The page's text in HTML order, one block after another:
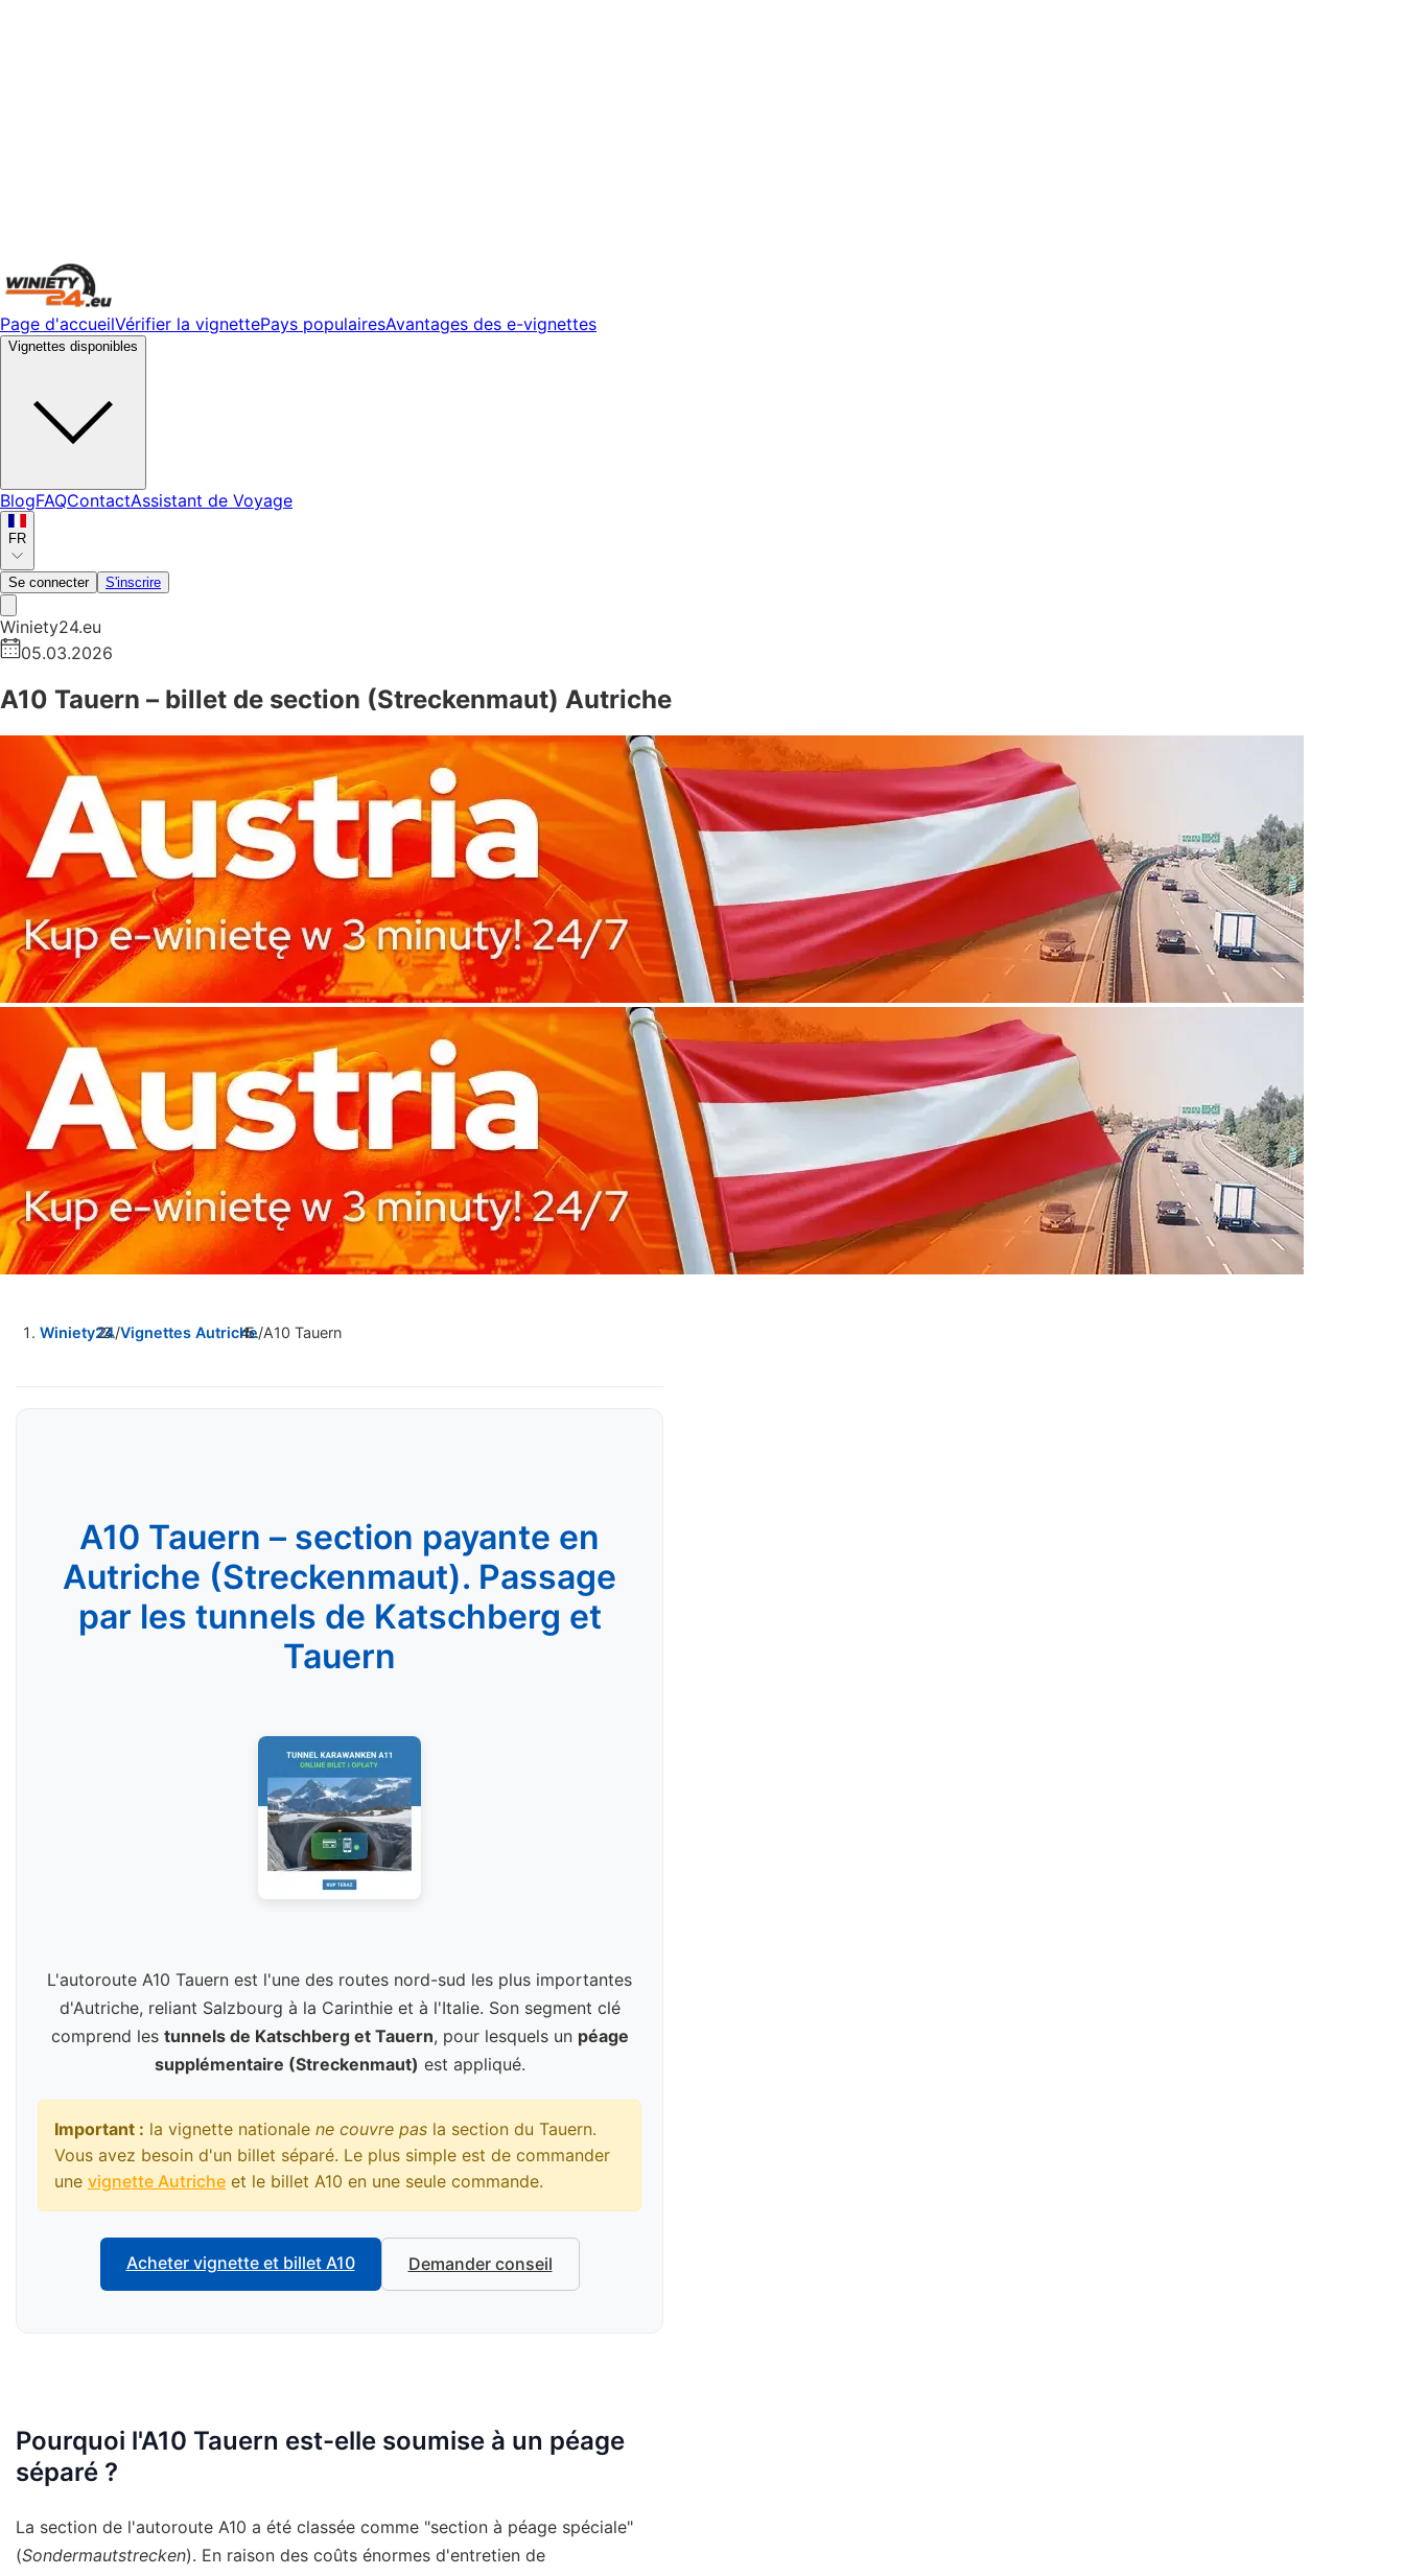
Page d'accueilVérifier la vignettePays populairesAvantages des e-vignettes
Vignettes disponibles
BlogFAQContactAssistant de Voyage
FR
Se connecter S'inscrire
Winiety24.eu
05.03.2026
A10 Tauern – billet de section (Streckenmaut) Autriche
Winiety24/Vignettes Autriche/A10 Tauern
A10 Tauern – section payante en
Autriche (Streckenmaut). Passage
par les tunnels de Katschberg et
Tauern
L'autoroute A10 Tauern est l'une des routes nord-sud les plus importantes
d'Autriche, reliant Salzbourg à la Carinthie et à l'Italie. Son segment clé
comprend les tunnels de Katschberg et Tauern, pour lesquels un péage
supplémentaire (Streckenmaut) est appliqué.
Important : la vignette nationale ne couvre pas la section du Tauern.
Vous avez besoin d'un billet séparé. Le plus simple est de commander
une vignette Autriche et le billet A10 en une seule commande.
Acheter vignette et billet A10 Demander conseil
Pourquoi l'A10 Tauern est-elle soumise à un péage
séparé ?
La section de l'autoroute A10 a été classée comme "section à péage spéciale"
(Sondermautstrecken). En raison des coûts énormes d'entretien de